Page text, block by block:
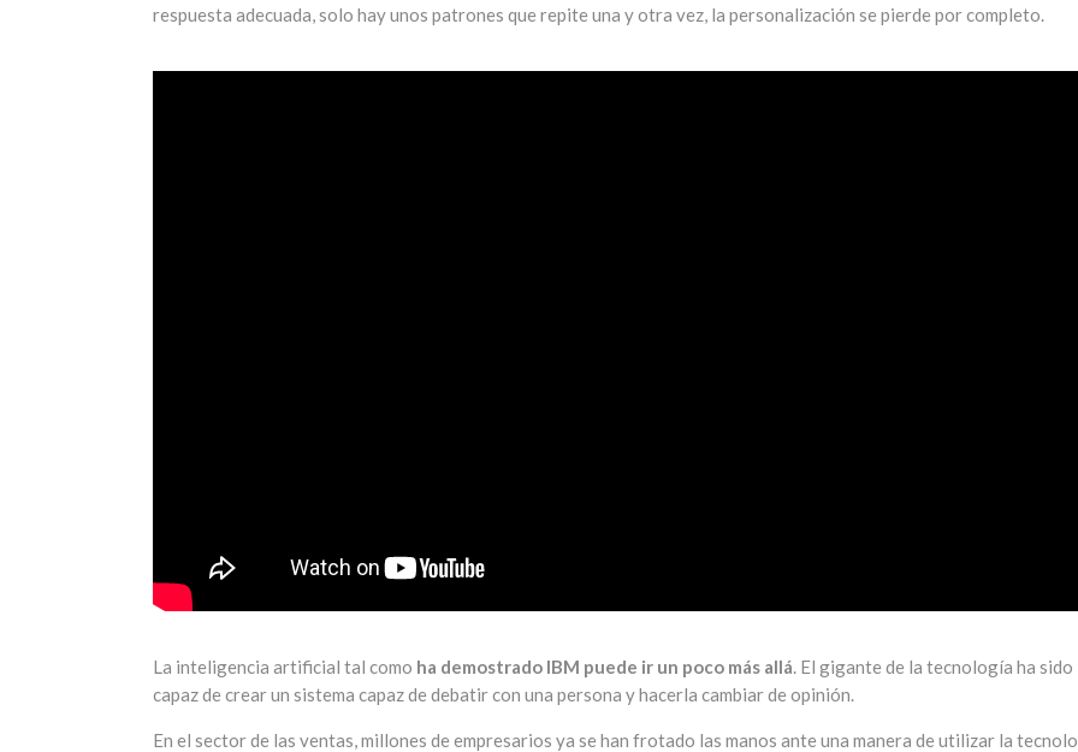
respuesta adecuada, solo hay unos patrones que repite una y otra vez, la personalización se pierde por completo.
La inteligencia artificial tal como ha demostrado IBM puede ir un poco más allá. El gigante de la tecnología ha sido
capaz de crear un sistema capaz de debatir con una persona y hacerla cambiar de opinión.
En el sector de las ventas, millones de empresarios ya se han frotado las manos ante una manera de utilizar la